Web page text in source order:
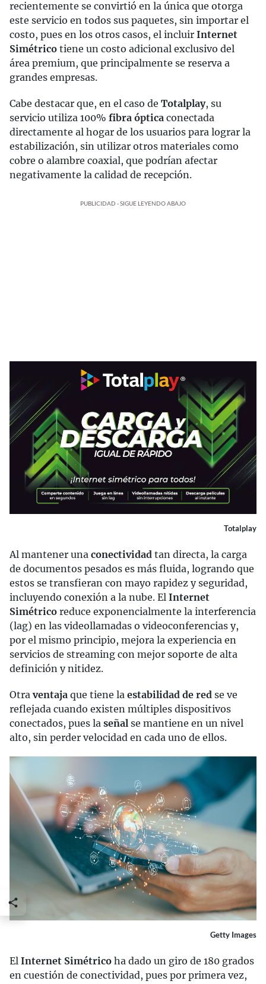
recientemente se convirtió en la única que otorga
este servicio en todos sus paquetes, sin importar el
costo, pues en los otros casos, el incluir Internet
Simétrico tiene un costo adicional exclusivo del
área premium, que principalmente se reserva a
grandes empresas.
Cabe destacar que, en el caso de Totalplay, su
servicio utiliza 100% fibra óptica conectada
directamente al hogar de los usuarios para lograr la
estabilización, sin utilizar otros materiales como
cobre o alambre coaxial, que podrían afectar
negativamente la calidad de recepción.
PUBLICIDAD - SIGUE LEYENDO ABAJO
Totalplay
Al mantener una conectividad tan directa, la carga
de documentos pesados es más fluida, logrando que
estos se transfieran con mayo rapidez y seguridad,
incluyendo conexión a la nube. El Internet
Simétrico reduce exponencialmente la interferencia
(lag) en las videollamadas o videoconferencias y,
por el mismo principio, mejora la experiencia en
servicios de streaming con mejor soporte de alta
definición y nitidez.
Otra ventaja que tiene la estabilidad de red se ve
reflejada cuando existen múltiples dispositivos
conectados, pues la señal se mantiene en un nivel
alto, sin perder velocidad en cada uno de ellos.
Getty Images
El Internet Simétrico ha dado un giro de 180 grados
en cuestión de conectividad, pues por primera vez,